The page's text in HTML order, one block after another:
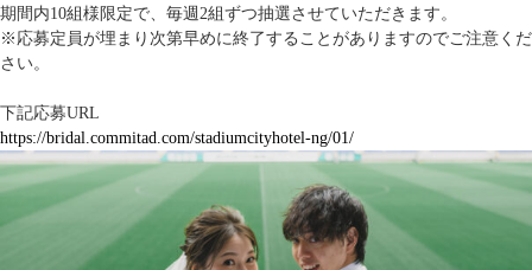
期間内10組様限定で、毎週2組ずつ抽選させていただきます。
※応募定員が埋まり次第早めに終了することがありますのでご注意くだ
さい。
下記応募URL
https://bridal.commitad.com/stadiumcityhotel-ng/01/